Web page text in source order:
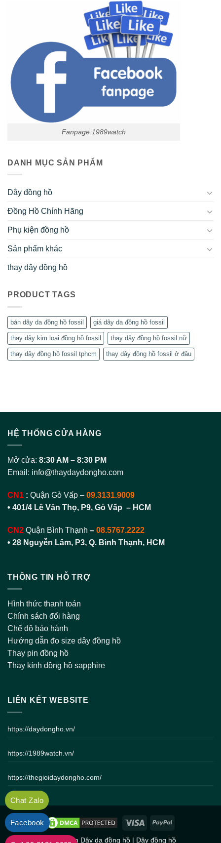
Fanpage 1989watch
DANH MỤC SẢN PHẨM
Dây đồng hồ
Đồng Hồ Chính Hãng
Phụ kiện đồng hồ
Sản phẩm khác
thay dây đồng hồ
PRODUCT TAGS
bán dây da đồng hồ fossil giá dây da đồng hồ fossil
thay dây kim loại đồng hồ fossil thay dây đồng hồ fossil nữ
thay dây đồng hồ fossil tphcm thay dây đồng hồ fossil ở đâu
HỆ THỐNG CỬA HÀNG
Mở cửa: 8:30 AM – 8:30 PM
Email: info@thaydaydongho.com
CN1 : Quận Gò Vấp – 09.3131.9009
• 401/4 Lê Văn Thọ, P9, Gò Vấp – HCM
CN2 Quận Bình Thạnh – 08.5767.2222
• 28 Nguyễn Lâm, P3, Q. Bình Thạnh, HCM
THÔNG TIN HỖ TRỢ
Hình thức thanh toán
Chính sách đổi hàng
Chế độ bảo hành
Hướng dẫn đo size dây đồng hồ
Thay pin đồng hồ
Thay kính đồng hồ sapphire
LIÊN KẾT WEBSITE
https://daydongho.vn/
https://1989watch.vn/
https://thegioidaydongho.com/
Bản quyền Dây da đồng hồ | Dây đồng hồ
Chat Zalo
Facebook